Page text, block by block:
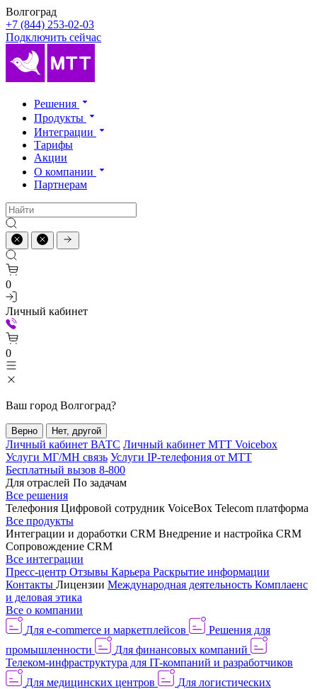
Волгоград
+7 (844) 253-02-03
Подключить сейчас
Решения
Продукты
Интеграции
Тарифы
Акции
О компании
Партнерам
0
Личный кабинет
0
Ваш город Волгоград?
Верно Нет, другой
Личный кабинет ВАТС Личный кабинет МТТ Voicebox
Услуги МГ/МН связь Услуги IP-телефония от МТТ
Бесплатный вызов 8-800
Для отраслей По задачам
Все решения
Телефония Цифровой сотрудник VoiceBox Telecom платформа
Все продукты
Интеграции и доработки CRM Внедрение и настройка CRM
Сопровождение CRM
Все интеграции
Пресс-центр Отзывы Карьера Раскрытие информации
Контакты Лицензии Международная деятельность Комплаенс
и деловая этика
Все о компании
Для e-commerce и маркетплейсов
Решения для
промышленности
Для финансовых компаний
Телеком-инфраструктура для IT-компаний и разработчиков
Для медицинских центров
Для логистических